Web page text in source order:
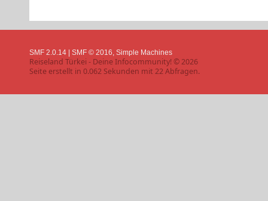
SMF 2.0.14 | SMF © 2016 Simple Machines
Reiseland Türkei - Deine Infocommunity! © 2026
Seite erstellt in 0.062 Sekunden mit 22 Abfragen.